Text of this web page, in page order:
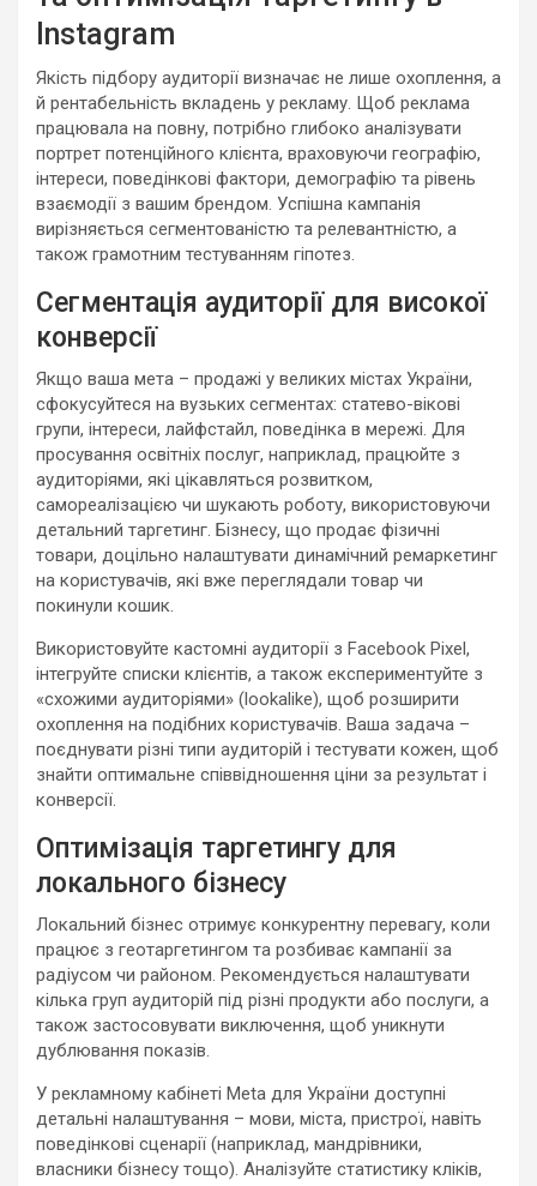
Instagram
Якість підбору аудиторії визначає не лише охоплення, а
й рентабельність вкладень у рекламу. Щоб реклама
працювала на повну, потрібно глибоко аналізувати
портрет потенційного клієнта, враховуючи географію,
інтереси, поведінкові фактори, демографію та рівень
взаємодії з вашим брендом. Успішна кампанія
вирізняється сегментованістю та релевантністю, а
також грамотним тестуванням гіпотез.
Сегментація аудиторії для високої
конверсії
Якщо ваша мета – продажі у великих містах України,
сфокусуйтеся на вузьких сегментах: статево-вікові
групи, інтереси, лайфстайл, поведінка в мережі. Для
просування освітніх послуг, наприклад, працюйте з
аудиторіями, які цікавляться розвитком,
самореалізацією чи шукають роботу, використовуючи
детальний таргетинг. Бізнесу, що продає фізичні
товари, доцільно налаштувати динамічний ремаркетинг
на користувачів, які вже переглядали товар чи
покинули кошик.
Використовуйте кастомні аудиторії з Facebook Pixel,
інтегруйте списки клієнтів, а також експериментуйте з
«схожими аудиторіями» (lookalike), щоб розширити
охоплення на подібних користувачів. Ваша задача –
поєднувати різні типи аудиторій і тестувати кожен, щоб
знайти оптимальне співвідношення ціни за результат і
конверсії.
Оптимізація таргетингу для
локального бізнесу
Локальний бізнес отримує конкурентну перевагу, коли
працює з геотаргетингом та розбиває кампанії за
радіусом чи районом. Рекомендується налаштувати
кілька груп аудиторій під різні продукти або послуги, а
також застосовувати виключення, щоб уникнути
дублювання показів.
У рекламному кабінеті Meta для України доступні
детальні налаштування – мови, міста, пристрої, навіть
поведінкові сценарії (наприклад, мандрівники,
власники бізнесу тощо). Аналізуйте статистику кліків,